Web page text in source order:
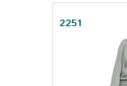
2251